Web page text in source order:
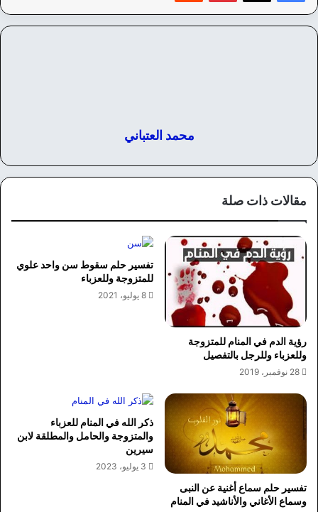
محمد العتباني
مقالات ذات صلة
رؤية الدم في المنام للمتزوجة
وللعزباء وللرجل بالتفصيل
28 نوفمبر، 2019
تفسير حلم سقوط سن واحد علوي
للمتزوجة وللعزباء
8 يوليو، 2021
تفسير حلم سماع أغنية عن النبى
وسماع الأغاني والأناشيد في المنام
ذكر الله في المنام للعزباء
والمتزوجة والحامل والمطلقة لابن
سيرين
3 يوليو، 2023